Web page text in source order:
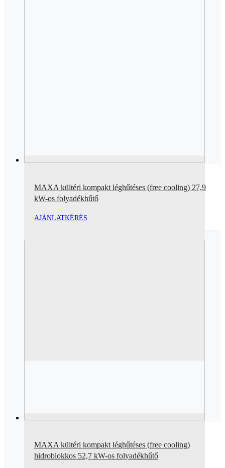
MAXA kültéri kompakt léghűtéses (free cooling) 27,9
kW-os folyadékhűtő
AJÁNLATKÉRÉS
MAXA kültéri kompakt léghűtéses (free cooling)
hidroblokkos 52,7 kW-os folyadékhűtő